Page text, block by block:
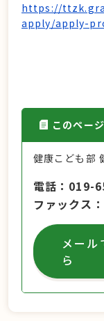
https://
apply/apply-
このペー
健康こども部
電話
019-
ファックス
メール
ら